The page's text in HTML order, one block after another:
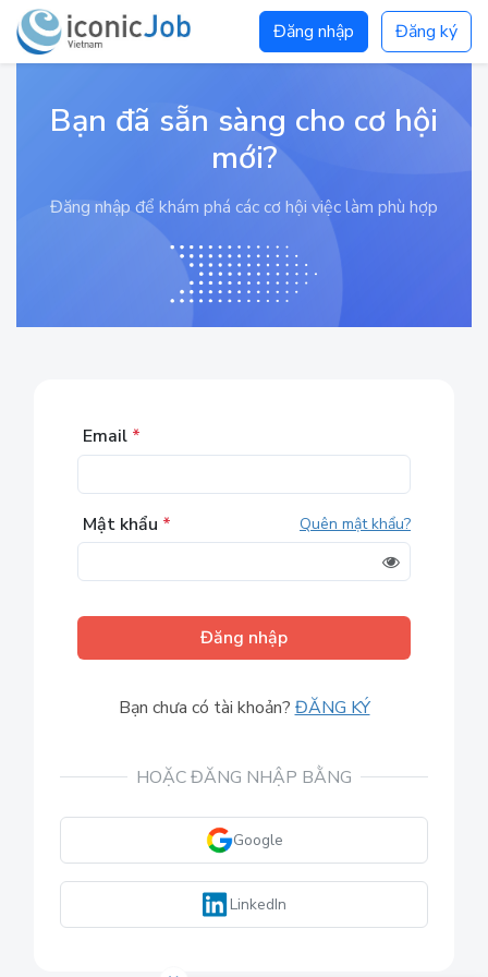
Đăng nhập Đăng ký
Bạn đã sẵn sàng cho cơ hội
mới?
Đăng nhập để khám phá các cơ hội việc làm phù hợp
Email *
Mật khẩu * Quên mật khẩu?
Đăng nhập
Bạn chưa có tài khoản? ĐĂNG KÝ
HOẶC ĐĂNG NHẬP BẰNG
Google
LinkedIn